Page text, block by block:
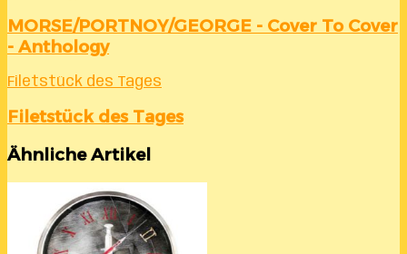
MORSE/PORTNOY/GEORGE - Cover To Cover
- Anthology
Filetstück des Tages
Filetstück des Tages
Ähnliche Artikel